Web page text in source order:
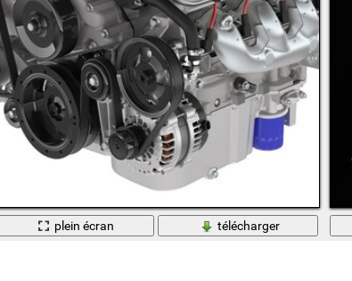
plein écran
télécharger